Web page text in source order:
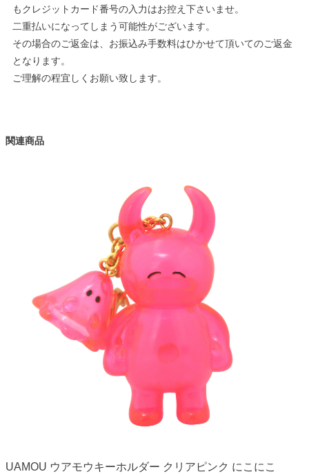
もクレジットカード番号の入力はお控え下さいませ。
二重払いになってしまう可能性がございます。
その場合のご返金は、お振込み手数料はひかせて頂いてのご返金
となります。
ご理解の程宜しくお願い致します。
関連商品
UAMOU ウアモウキーホルダー クリアピンク にこにこ